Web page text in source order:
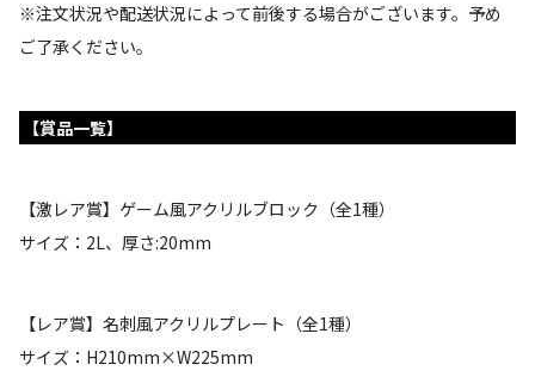
※注文状況や配送状況によって前後する場合がございます。予め
ご了承ください。
【賞品一覧】
【激レア賞】ゲーム風アクリルブロック（全1種）
サイズ：2L、厚さ:20mm
【レア賞】名刺風アクリルプレート（全1種）
サイズ：H210mm×W225mm